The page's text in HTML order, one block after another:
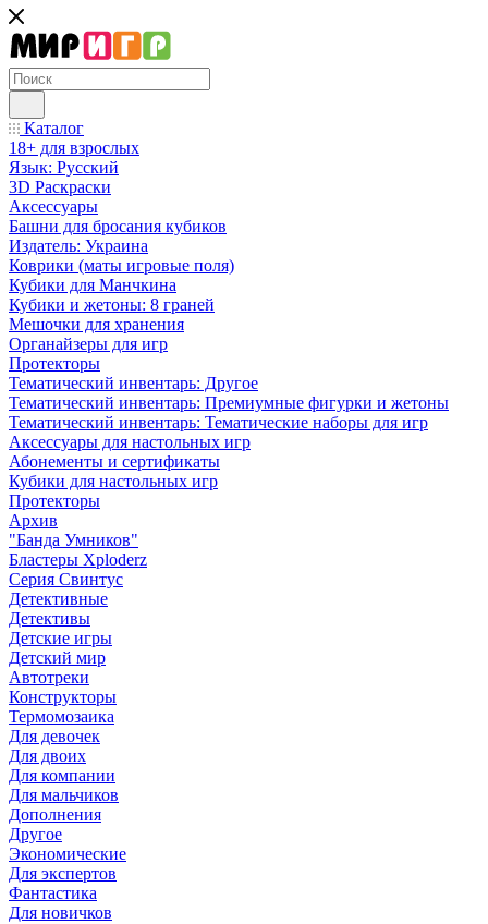
Каталог
18+ для взрослых
Язык: Русский
3D Раскраски
Аксессуары
Башни для бросания кубиков
Издатель: Украина
Коврики (маты игровые поля)
Кубики для Манчкина
Кубики и жетоны: 8 граней
Мешочки для хранения
Органайзеры для игр
Протекторы
Тематический инвентарь: Другое
Тематический инвентарь: Премиумные фигурки и жетоны
Тематический инвентарь: Тематические наборы для игр
Аксессуары для настольных игр
Абонементы и сертификаты
Кубики для настольных игр
Протекторы
Архив
"Банда Умников"
Бластеры Xploderz
Cерия Свинтус
Детективные
Детективы
Детские игры
Детский мир
Автотреки
Конструкторы
Термомозаика
Для девочек
Для двоих
Для компании
Для мальчиков
Дополнения
Другое
Экономические
Для экспертов
Фантастика
Для новичков